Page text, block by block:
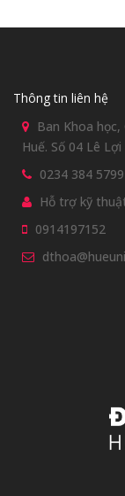
Thông tin liên hệ
Ban Khoa
Huế. Số 04 Lê
0234 384 5799
Hỗ trợ kỹ
0914197152